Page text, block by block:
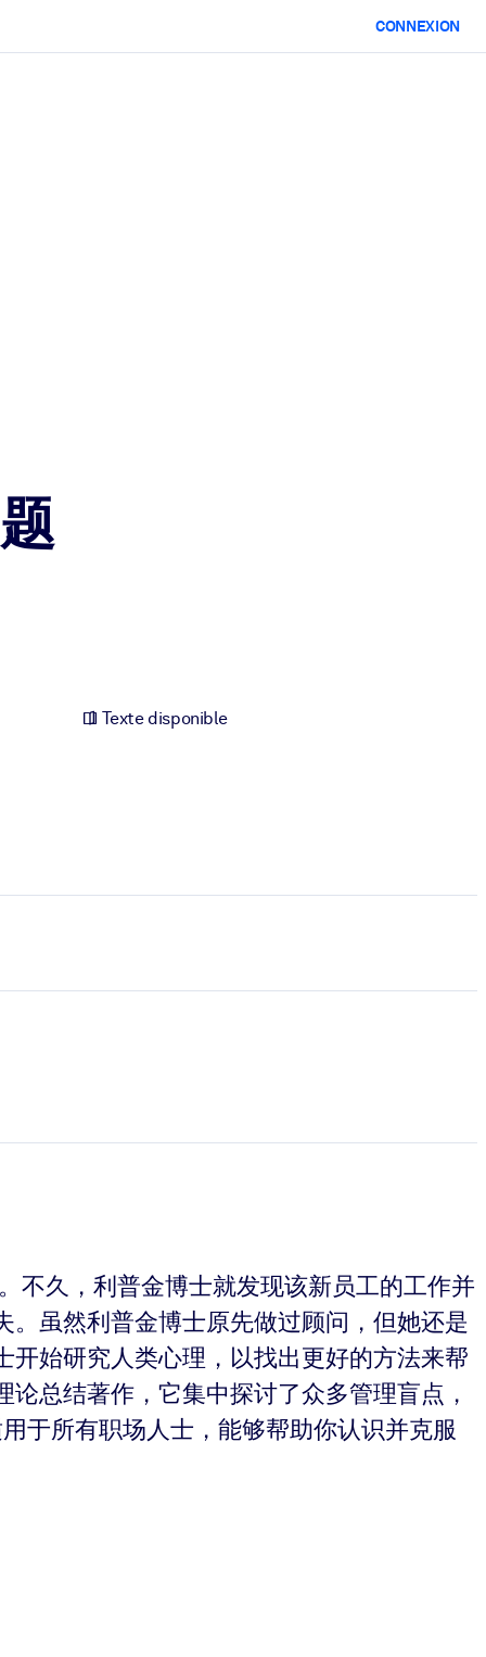
CONNEXION
Texte disponible
不久，利普金博士就发现该新员工的工作并
虽然利普金博士原先做过顾问，但她还是
始研究人类心理，以找出更好的方法来帮
总结著作，它集中探讨了众多管理盲点，
于所有职场人士，能够帮助你认识并克服